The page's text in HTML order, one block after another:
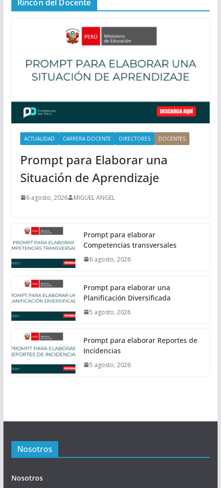
a
Rincón del Docente
ACTUALIDAD CARRERA DOCENTE DIRECTORES DOCENTES
Prompt para Elaborar una
Situación de Aprendizaje
6 agosto, 2026 MIGUEL ANGEL
Prompt para elaborar
Competencias transversales
6 agosto, 2026
Prompt para elaborar una
Planificación Diversificada
5 agosto, 2026
Prompt para elaborar Reportes de
Incidencias
5 agosto, 2026
Nosotros
Nosotros